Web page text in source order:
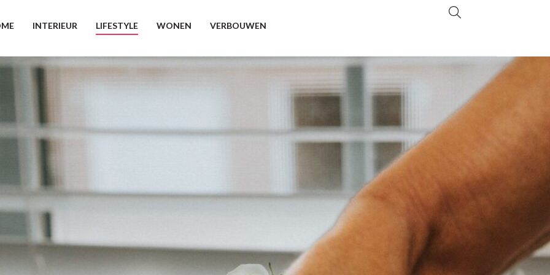
INTERIEUR LIFESTYLE WONEN VERBOUWEN